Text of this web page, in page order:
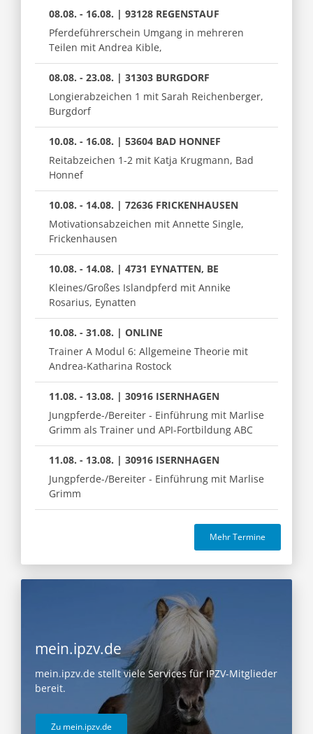
08.08. - 16.08. | 93128 REGENSTAUF
Pferdeführerschein Umgang in mehreren
Teilen mit Andrea Kible,
08.08. - 23.08. | 31303 BURGDORF
Longierabzeichen 1 mit Sarah Reichenberger,
Burgdorf
10.08. - 16.08. | 53604 BAD HONNEF
Reitabzeichen 1-2 mit Katja Krugmann, Bad
Honnef
10.08. - 14.08. | 72636 FRICKENHAUSEN
Motivationsabzeichen mit Annette Single,
Frickenhausen
10.08. - 14.08. | 4731 EYNATTEN, BE
Kleines/Großes Islandpferd mit Annike
Rosarius, Eynatten
10.08. - 31.08. | ONLINE
Trainer A Modul 6: Allgemeine Theorie mit
Andrea-Katharina Rostock
11.08. - 13.08. | 30916 ISERNHAGEN
Jungpferde-/Bereiter - Einführung mit Marlise
Grimm als Trainer und API-Fortbildung ABC
11.08. - 13.08. | 30916 ISERNHAGEN
Jungpferde-/Bereiter - Einführung mit Marlise
Grimm
Mehr Termine
mein.ipzv.de
mein.ipzv.de stellt viele Services für IPZV-Mitglieder
bereit.
Zu mein.ipzv.de